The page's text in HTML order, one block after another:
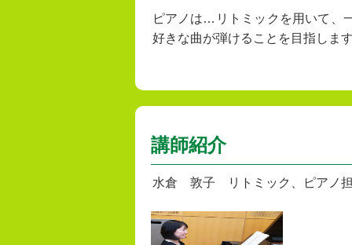
ピアノは…リトミックを用いて、
好きな曲が弾けることを目指しま
講師紹介
水倉 敦子 リトミック、ピアノ